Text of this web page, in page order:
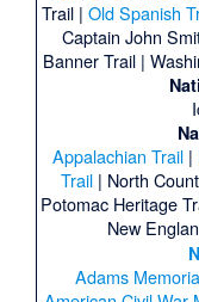
Trail | Old Spanish
Captain John
Banner Trail|
Appalachian Trail |
Trail | North
Potomac Heritage
New
Adams